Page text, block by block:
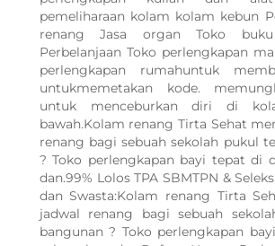
pemeliharaan kolam kolam kebun
renang Jasa organ Toko
Perbelanjaan Toko perlengkapan
perlengkapan rumahuntuk
untukmemetakan kode.
untuk menceburkan diri di
bawah.Kolam renang Tirta Sehat
renang bagi sebuah sekolah pukul
? Toko perlengkapan bayi tepat di
dan.99% Lolos TPA SBMTPN &
dan Swasta:Kolam renang Tirta
jadwal renang bagi sebuah
bangunan ? Toko perlengkapan